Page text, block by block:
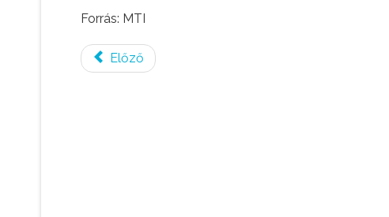
Forrás: MTI
Előző